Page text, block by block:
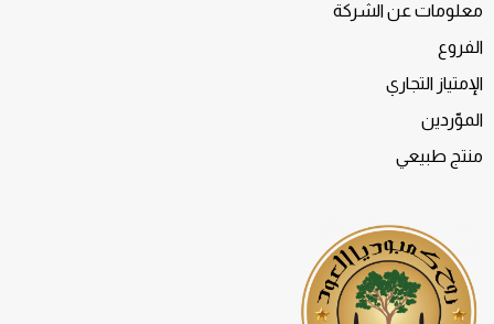
معلومات عن الشركة
الفروع
الإمتياز التجاري
الموّردين
منتج طبيعي